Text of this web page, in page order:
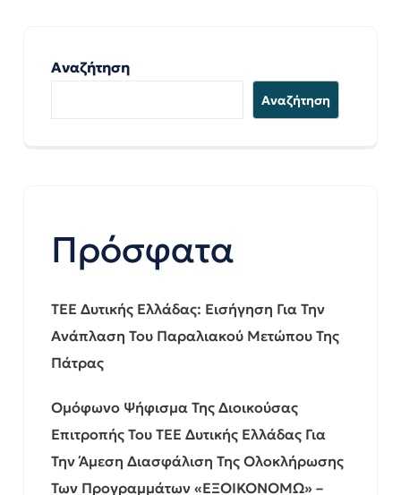
Αναζήτηση
Αναζήτηση
Πρόσφατα
ΤΕΕ Δυτικής Ελλάδας: Εισήγηση Για Την
Ανάπλαση Του Παραλιακού Μετώπου Της
Πάτρας
Ομόφωνο Ψήφισμα Της Διοικούσας
Επιτροπής Του ΤΕΕ Δυτικής Ελλάδας Για
Την Άμεση Διασφάλιση Της Ολοκλήρωσης
Των Προγραμμάτων «ΕΞΟΙΚΟΝΟΜΩ» –